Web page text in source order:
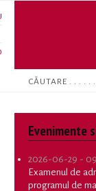
Search
Evenimente
2026-06-29 -
Examenul de
programul de